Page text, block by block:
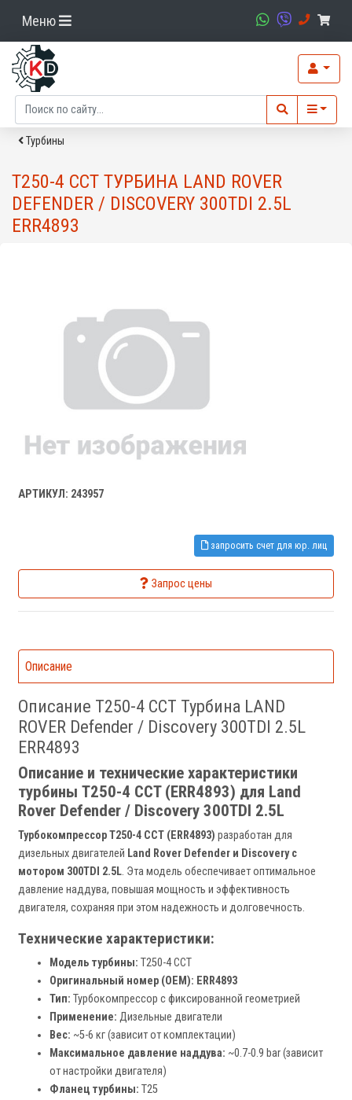
Меню
Турбины
T250-4 CCT ТУРБИНА LAND ROVER
DEFENDER / DISCOVERY 300TDI 2.5L
ERR4893
АРТИКУЛ: 243957
запросить счет для юр. лиц
Запрос цены
Описание
Описание T250-4 CCT Турбина LAND
ROVER Defender / Discovery 300TDI 2.5L
ERR4893
Описание и технические характеристики
турбины T250-4 CCT (ERR4893) для Land
Rover Defender / Discovery 300TDI 2.5L
Турбокомпрессор T250-4 CCT (ERR4893) разработан для
дизельных двигателей Land Rover Defender и Discovery с
мотором 300TDI 2.5L. Эта модель обеспечивает оптимальное
давление наддува, повышая мощность и эффективность
двигателя, сохраняя при этом надежность и долговечность.
Технические характеристики:
Модель турбины: T250-4 CCT
Оригинальный номер (OEM): ERR4893
Тип: Турбокомпрессор с фиксированной геометрией
Применение: Дизельные двигатели
Вес: ~5-6 кг (зависит от комплектации)
Максимальное давление наддува: ~0.7-0.9 bar (зависит
от настройки двигателя)
Фланец турбины: T25